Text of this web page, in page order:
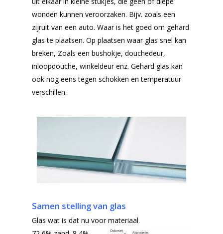
wonden kunnen veroorzaken. Bijv. zoals een
zijruit van een auto. Waar is het goed om gehard
glas te plaatsen. Op plaatsen waar glas snel kan
breken, Zoals een bushokje, douchedeur,
inloopdouche, winkeldeur enz. Gehard glas kan
ook nog eens tegen schokken en temperatuur
verschillen.
Samen stelling van glas
Glas wat is dat nu voor materiaal.